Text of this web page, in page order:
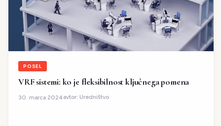
POSEL
VRF sistemi: ko je fleksibilnost ključnega pomena
30. marca 2024avtor: Uredništvo